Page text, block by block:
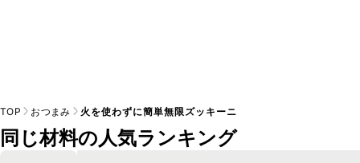
TOP おつまみ 火を使わずに簡単無限ズッキーニ
同じ材料の人気ランキング